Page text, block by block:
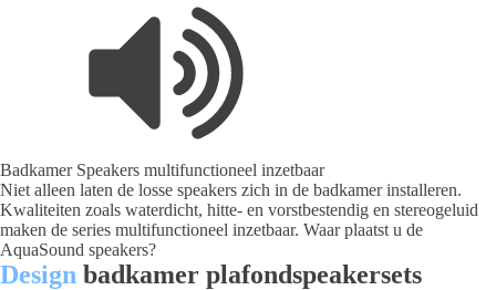
Badkamer Speakers multifunctioneel inzetbaar
Niet alleen laten de losse speakers zich in de badkamer installeren.
Kwaliteiten zoals waterdicht, hitte- en vorstbestendig en stereogeluid
maken de series multifunctioneel inzetbaar. Waar plaatst u de
AquaSound speakers?
Design badkamer plafondspeakersets